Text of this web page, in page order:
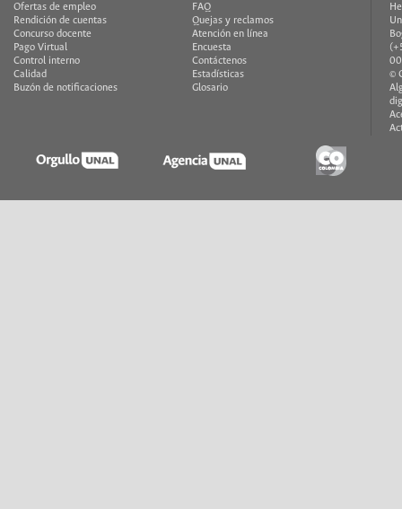
Ofertas de empleo
Rendición de cuentas
Concurso docente
Pago Virtual
Control interno
Calidad
Buzón de notificaciones
FAQ
Quejas y reclamos
Atención en línea
Encuesta
Contáctenos
Estadísticas
Glosario
©